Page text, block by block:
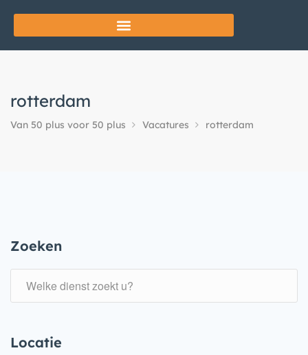
rotterdam
Van 50 plus voor 50 plus Vacatures rotterdam
Zoeken
Locatie